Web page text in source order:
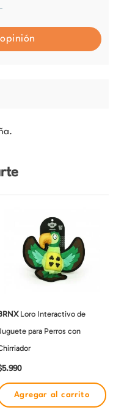
Loro Interactivo de
para Perros con
5.990
Agregar al carrito